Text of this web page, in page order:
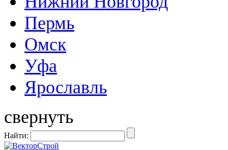
Пермь
Омск
Уфа
Ярославль
свернуть
Найти: